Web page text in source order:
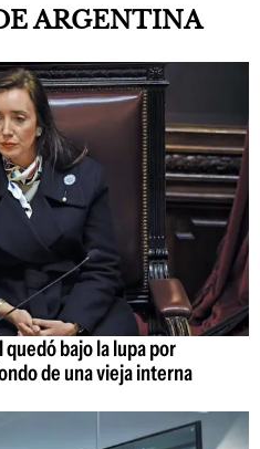
ARGENTINA
bajo la lupa por
de una vieja interna